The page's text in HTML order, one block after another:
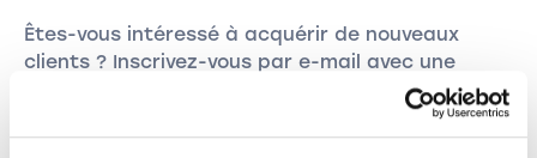
Êtes-vous intéressé à acquérir de nouveaux
clients ? Inscrivez-vous par e-mail avec une
marketing@startups.ch.